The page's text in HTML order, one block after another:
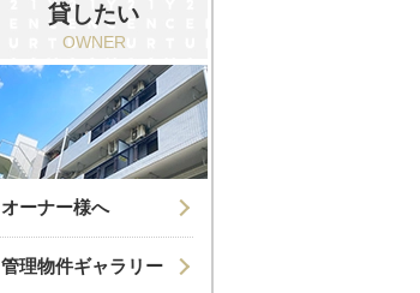
貸したい
OWNER
オーナー様へ
管理物件ギャラリー